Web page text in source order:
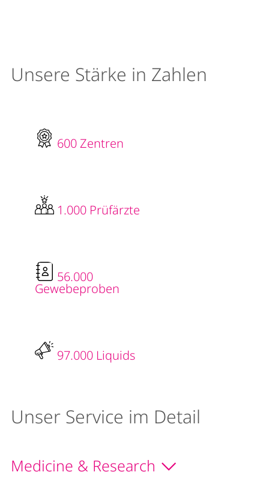
Unsere Stärke in Zahlen
600 Zentren
1.000 Prüfärzte
56.000
Gewebeproben
97.000 Liquids
Unser Service im Detail
Medicine & Research